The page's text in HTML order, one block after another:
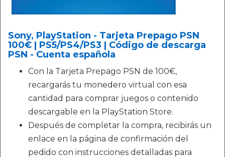
Sony, PlayStation - Tarjeta Prepago PSN
100€ | PS5/PS4/PS3 | Código de descarga
PSN - Cuenta española
Con la Tarjeta Prepago PSN de 100€,
recargarás tu monedero virtual con esa
cantidad para comprar juegos o contenido
descargable en la PlayStation Store.
Después de completar la compra, recibirás un
enlace en la página de confirmación del
pedido con instrucciones detalladas para